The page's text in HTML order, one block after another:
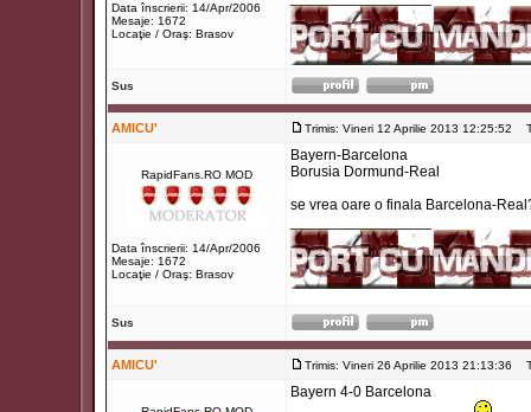
Data înscrierii: 14/Apr/2006
Mesaje: 1672
Locaţie / Oraş: Brasov
Sus
AMICU' Trimis: Vineri 12 Aprilie 2013 12:25:52
RapidFans.RO MOD
Data înscrierii: 14/Apr/2006
Mesaje: 1672
Locaţie / Oraş: Brasov
Bayern-Barcelona
Borusia Dormund-Real
se vrea oare o finala Barcelona-
Sus
AMICU' Trimis: Vineri 26 Aprilie 2013 21:13:36
Bayern 4-0 Barcelona